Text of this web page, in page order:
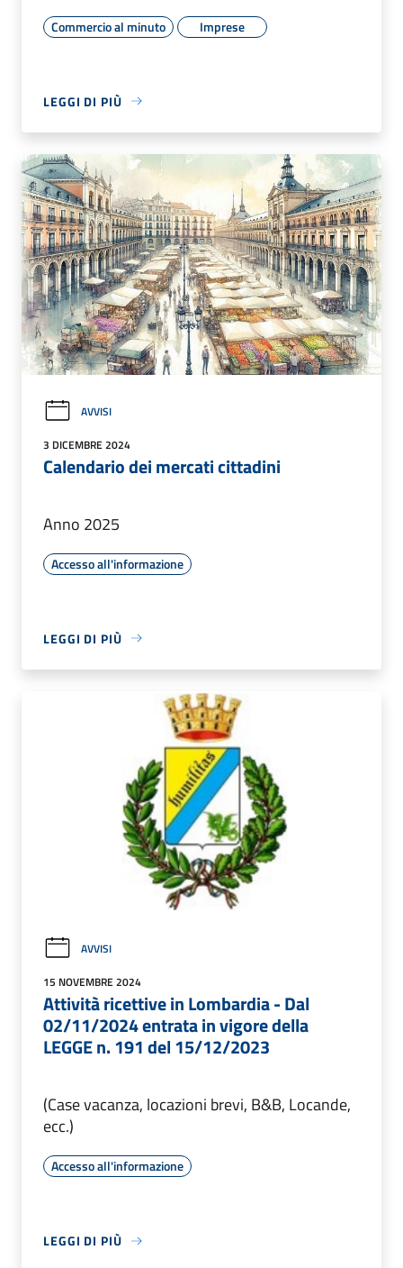
Commercio al minuto Imprese
LEGGI DI PIÙ
AVVISI
3 DICEMBRE 2024
Calendario dei mercati cittadini
Anno 2025
Accesso all'informazione
LEGGI DI PIÙ
AVVISI
15 NOVEMBRE 2024
Attività ricettive in Lombardia - Dal
02/11/2024 entrata in vigore della
LEGGE n. 191 del 15/12/2023
(Case vacanza, locazioni brevi, B&B, Locande,
ecc.)
Accesso all'informazione
LEGGI DI PIÙ